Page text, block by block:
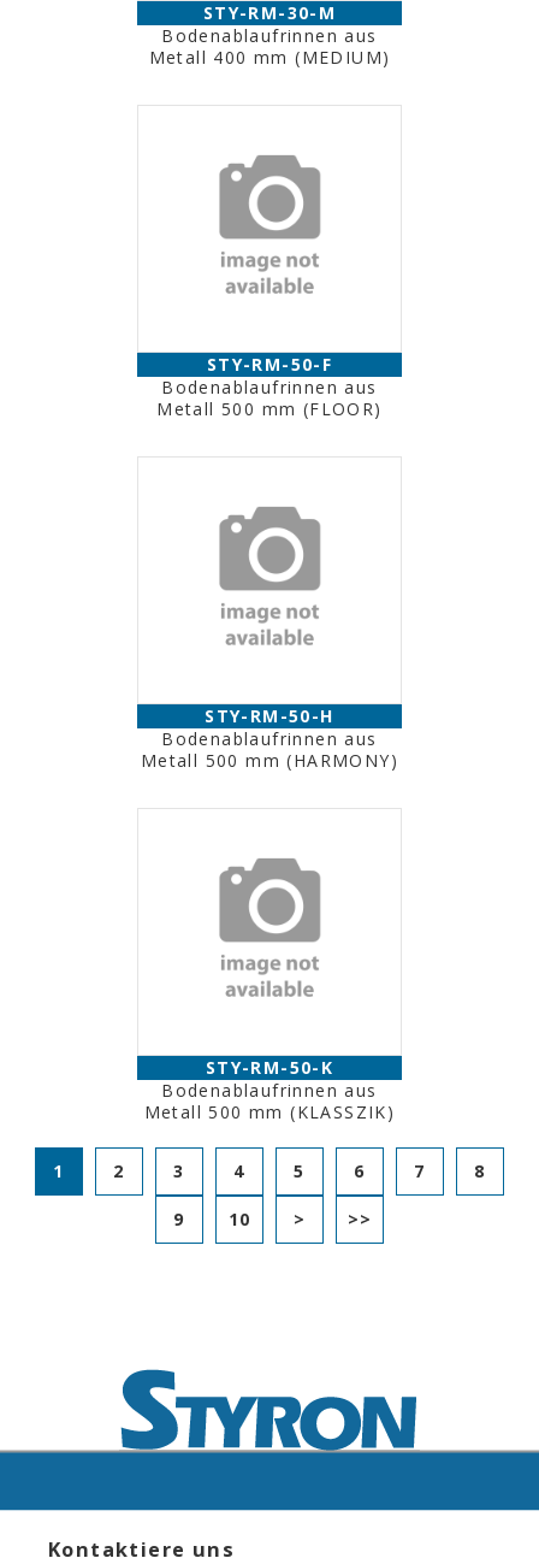
STY-RM-30-M
Bodenablaufrinnen aus
Metall 400 mm (MEDIUM)
STY-RM-50-F
Bodenablaufrinnen aus
Metall 500 mm (FLOOR)
STY-RM-50-H
Bodenablaufrinnen aus
Metall 500 mm (HARMONY)
STY-RM-50-K
Bodenablaufrinnen aus
Metall 500 mm (KLASSZIK)
1 2 3 4 5 6 7 8
9 10 > >>
Kontaktiere uns